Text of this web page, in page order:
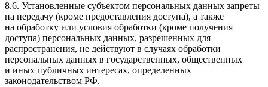
8.6. Установленные субъектом персональных данных запреты
на передачу (кроме предоставления доступа), а также
на обработку или условия обработки (кроме получения
доступа) персональных данных, разрешенных для
распространения, не действуют в случаях обработки
персональных данных в государственных, общественных
и иных публичных интересах, определенных
законодательством РФ.